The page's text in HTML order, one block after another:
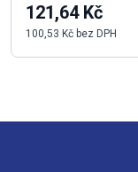
121,64 Kč
100,53 Kč bez DPH